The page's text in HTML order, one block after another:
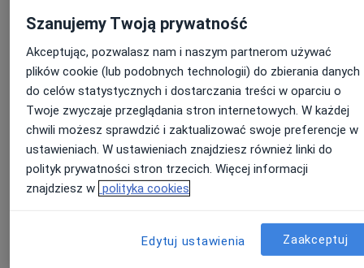
Wypróbuj za darmo Asystenta Wizyty
2. Zbyt ogólne wpisy
Ten problem jest bardzo podobny do poprzedniego i często wynika
z tych samych przyczyn – pośpiech, krótki czas przeznaczony na
wizytę czy zmęczenie lekarza. W efekcie w EDM pojawiają się
lakoniczne notatki w stylu „kontrola” czy „badanie”, które dla
lekarza prowadzącego mogą być oczywiste, ale dla innych
Szanujemy Twoją prywatność
Akceptując, pozwalasz nam i naszym partnerom używać
plików cookie (lub podobnych technologii) do zbierania danych
do celów statystycznych i dostarczania treści w oparciu o
Twoje zwyczaje przeglądania stron internetowych. W każdej
chwili możesz sprawdzić i zaktualizować swoje preferencje w
ustawieniach. W ustawieniach znajdziesz również linki do
polityk prywatności stron trzecich. Więcej informacji
znajdziesz w polityka cookies
Edytuj ustawienia Zaakceptuj